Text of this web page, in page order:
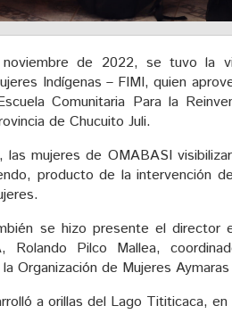
de 2022, se tuvo la
Indígenas – FIMI, quien
Comunitaria Para la
de Chucuito Juli.
las mujeres de OMABASI
producto de la intervención
se hizo presente el
Rolando Pilco Mallea,
Organización de Mujeres
a orillas del Lago Tititicaca,